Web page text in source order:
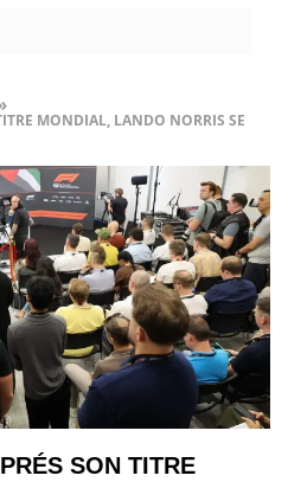
MONDIAL, LANDO NORRIS SE
SON TITRE